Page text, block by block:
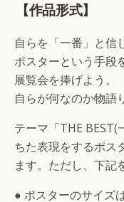
【作品形式】
自らを「一番」と信
ポスターという手段
展覧会を捧げよう。
自らが何なのか物語
テーマ「THE BEST(
ちた表現をするポス
ます。ただし、下記
● ポスターのサイズ